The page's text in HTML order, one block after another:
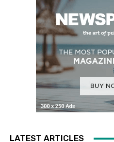
LATEST ARTICLES